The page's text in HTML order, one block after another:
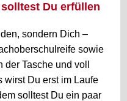
Du erfüllen
sondern Dich –
sowie
Tasche und voll
wirst Du erst im Laufe
solltest Du ein paar